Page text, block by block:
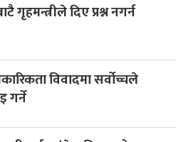
गृहमन्त्रीले दिए प्रश्न नगर्न
विवादमा सर्वोच्चले
गर्ने